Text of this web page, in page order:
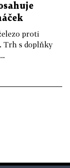
proti
Trh s doplňky